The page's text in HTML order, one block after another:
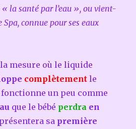
la santé par l’eau », ou vient-
connue pour ses eaux
mesure où le liquide
complètement le
un peu comme
que le bébé perdra en
sa première